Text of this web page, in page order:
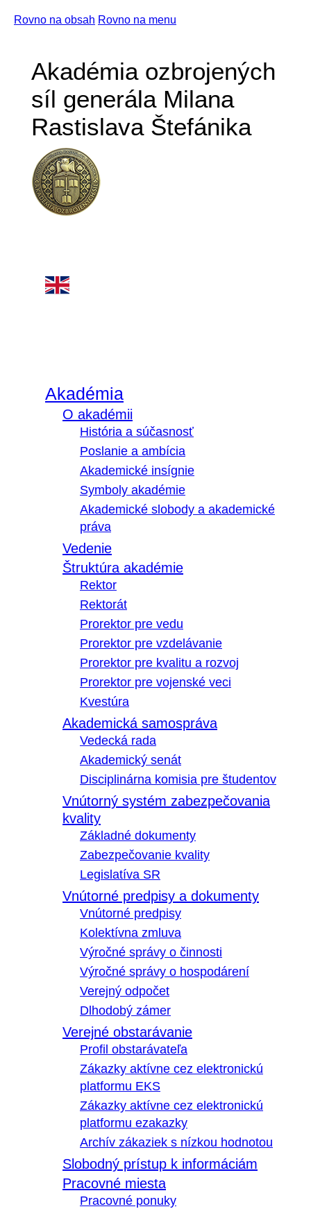
Rovno na obsah Rovno na menu
Akadémia ozbrojených
síl generála Milana
Rastislava Štefánika
Akadémia
O akadémii
História a súčasnosť
Poslanie a ambícia
Akademické insígnie
Symboly akadémie
Akademické slobody a akademické
práva
Vedenie
Štruktúra akadémie
Rektor
Rektorát
Prorektor pre vedu
Prorektor pre vzdelávanie
Prorektor pre kvalitu a rozvoj
Prorektor pre vojenské veci
Kvestúra
Akademická samospráva
Vedecká rada
Akademický senát
Disciplinárna komisia pre študentov
Vnútorný systém zabezpečovania
kvality
Základné dokumenty
Zabezpečovanie kvality
Legislatíva SR
Vnútorné predpisy a dokumenty
Vnútorné predpisy
Kolektívna zmluva
Výročné správy o činnosti
Výročné správy o hospodárení
Verejný odpočet
Dlhodobý zámer
Verejné obstarávanie
Profil obstarávateľa
Zákazky aktívne cez elektronickú
platformu EKS
Zákazky aktívne cez elektronickú
platformu ezakazky
Archív zákaziek s nízkou hodnotou
Slobodný prístup k informáciám
Pracovné miesta
Pracovné ponuky